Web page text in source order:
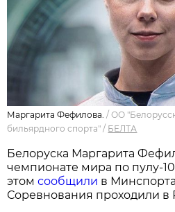
Маргарита Фефилова./ОО
бильярдного спорта" / БЕЛТА
Белоруска Маргарита
чемпионате мира по пулу-
этомсообщили в
Соревнования проходили в